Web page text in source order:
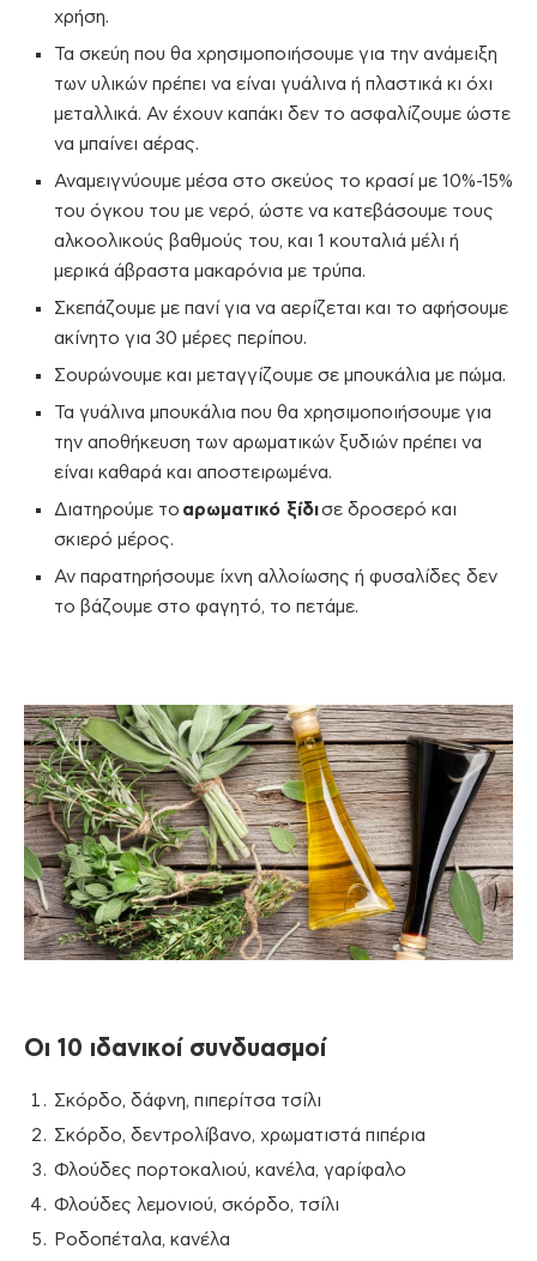
χρήση.
Τα σκεύη που θα χρησιμοποιήσουμε για την ανάμειξη
των υλικών πρέπει να είναι γυάλινα ή πλαστικά κι όχι
μεταλλικά. Αν έχουν καπάκι δεν το ασφαλίζουμε ώστε
να μπαίνει αέρας.
Αναμειγνύουμε μέσα στο σκεύος το κρασί με 10%-15%
του όγκου του με νερό, ώστε να κατεβάσουμε τους
αλκοολικούς βαθμούς του, και 1 κουταλιά μέλι ή
μερικά άβραστα μακαρόνια με τρύπα.
Σκεπάζουμε με πανί για να αερίζεται και το αφήσουμε
ακίνητο για 30 μέρες περίπου.
Σουρώνουμε και μεταγγίζουμε σε μπουκάλια με πώμα.
Τα γυάλινα μπουκάλια που θα χρησιμοποιήσουμε για
την αποθήκευση των αρωματικών ξυδιών πρέπει να
είναι καθαρά και αποστειρωμένα.
Διατηρούμε το αρωματικό ξίδισε δροσερό και
σκιερό μέρος.
Αν παρατηρήσουμε ίχνη αλλοίωσης ή φυσαλίδες δεν
το βάζουμε στο φαγητό, το πετάμε.
Οι 10 ιδανικοί συνδυασμοί
Σκόρδο, δάφνη, πιπερίτσα τσίλι
Σκόρδο, δεντρολίβανο, χρωματιστά πιπέρια
Φλούδες πορτοκαλιού, κανέλα, γαρίφαλο
Φλούδες λεμονιού, σκόρδο, τσίλι
Ροδοπέταλα, κανέλα